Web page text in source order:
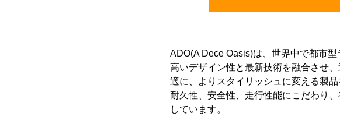
ADO(A Dece Oasis)は、世界中で都市
高いデザイン性と最新技術を融合させ
適に、よりスタイリッシュに変える製品
耐久性、安全性、走行性能にこだわり
しています。